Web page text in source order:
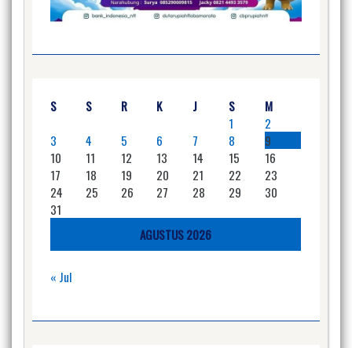
AGUSTUS 2026
S S R K J S
M
1
2
3
4 5 6 7 8
9
10
11 12 13 14 15
16
17
18 19 20 21 22
23
24
25 26 27 28 29
30
31
« Jul